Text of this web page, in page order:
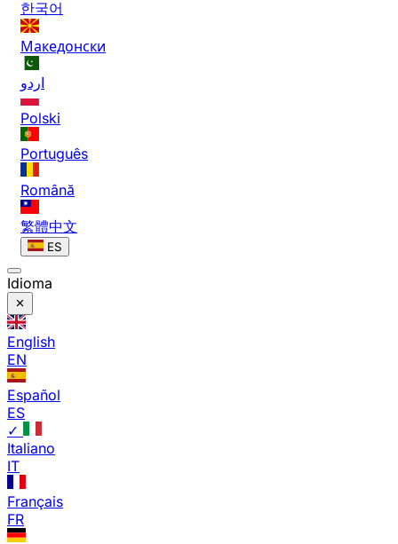
한국어
Македонски
اردو
Polski
Português
Română
繁體中文
ES
Idioma
English
EN
Español
ES
✓
Italiano
IT
Français
FR